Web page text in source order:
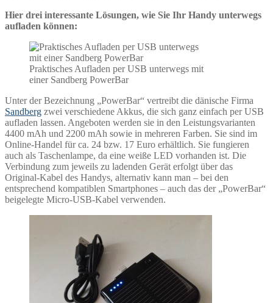
Hier drei interessante Lösungen, wie Sie Ihr Handy unterwegs
aufladen können:
Praktisches Aufladen per USB unterwegs mit
einer Sandberg PowerBar
Unter der Bezeichnung „PowerBar“ vertreibt die dänische Firma
Sandberg zwei verschiedene Akkus, die sich ganz einfach per USB
aufladen lassen. Angeboten werden sie in den Leistungsvarianten
4400 mAh und 2200 mAh sowie in mehreren Farben. Sie sind im
Online-Handel für ca. 24 bzw. 17 Euro erhältlich. Sie fungieren
auch als Taschenlampe, da eine weiße LED vorhanden ist. Die
Verbindung zum jeweils zu ladenden Gerät erfolgt über das
Original-Kabel des Handys, alternativ kann man – bei den
entsprechend kompatiblen Smartphones – auch das der „PowerBar“
beigelegte Micro-USB-Kabel verwenden.